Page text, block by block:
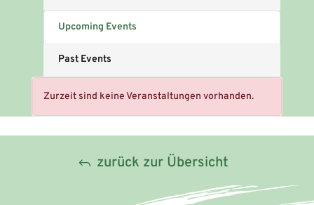
Upcoming Events
Past Events
Zurzeit sind keine Veranstaltungen vorhanden.
zurück zur Übersicht